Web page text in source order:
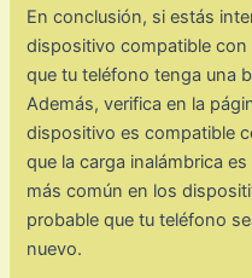
En conclusión, si estás
dispositivo compatible con
que tu teléfono tenga una
Además, verifica en la
dispositivo es compatible
que la carga inalámbrica
más común en los
probable que tu teléfono
nuevo.